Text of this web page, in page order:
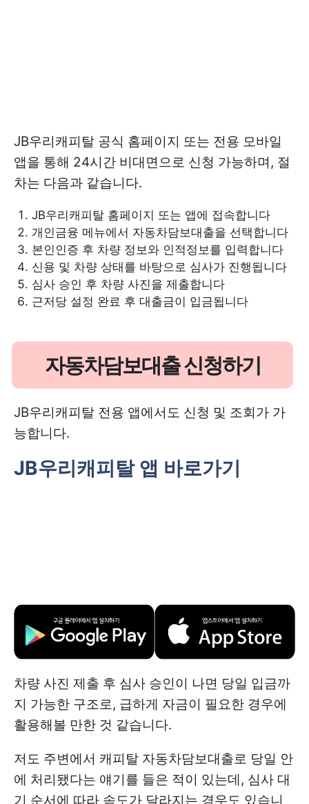
JB우리캐피탈 공식 홈페이지 또는 전용 모바일
앱을 통해 24시간 비대면으로 신청 가능하며, 절
차는 다음과 같습니다.
JB우리캐피탈 홈페이지 또는 앱에 접속합니다
개인금융 메뉴에서 자동차담보대출을 선택합니다
본인인증 후 차량 정보와 인적정보를 입력합니다
신용 및 차량 상태를 바탕으로 심사가 진행됩니다
심사 승인 후 차량 사진을 제출합니다
근저당 설정 완료 후 대출금이 입금됩니다
자동차담보대출 신청하기
JB우리캐피탈 전용 앱에서도 신청 및 조회가 가
능합니다.
JB우리캐피탈 앱 바로가기
차량 사진 제출 후 심사 승인이 나면 당일 입금까
지 가능한 구조로, 급하게 자금이 필요한 경우에
활용해볼 만한 것 같습니다.
저도 주변에서 캐피탈 자동차담보대출로 당일 안
에 처리됐다는 얘기를 들은 적이 있는데, 심사 대
기 순서에 따라 속도가 달라지는 경우도 있습니